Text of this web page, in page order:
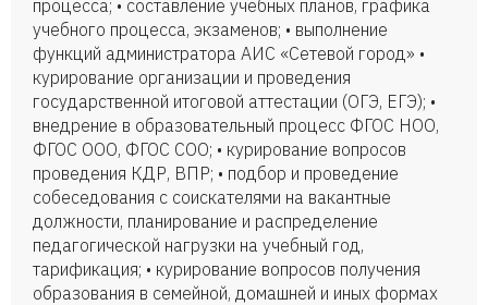
процесса; • составление учебных планов, графика
учебного процесса, экзаменов; • выполнение
функций администратора АИС «Сетевой город» •
курирование организации и проведения
государственной итоговой аттестации (ОГЭ, ЕГЭ); •
внедрение в образовательный процесс ФГОС НОО,
ФГОС ООО, ФГОС СОО; • курирование вопросов
проведения КДР, ВПР; • подбор и проведение
собеседования с соискателями на вакантные
должности, планирование и распределение
педагогической нагрузки на учебный год,
тарификация; • курирование вопросов получения
образования в семейной, домашней и иных формах